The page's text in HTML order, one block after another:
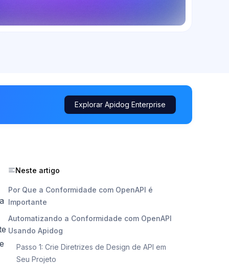
Explorar Apidog Enterprise
Neste artigo
Por Que a Conformidade com OpenAPI é
Importante
Automatizando a Conformidade com OpenAPI
Usando Apidog
Passo 1: Crie Diretrizes de Design de API em
Seu Projeto